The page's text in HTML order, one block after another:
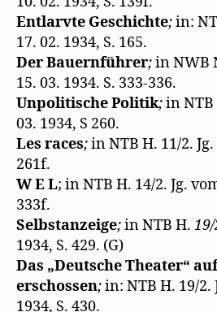
Entlarvte Geschichte;in:
17. 02. 1934, S. 165.
Der Bauernführer;in NWB
15. 03. 1934. S. 333-336.
Unpolitische Politik;in NTB
03. 1934, S 260.
Les races;in NTB H. 11/2.
261f.
W E L; in NTB H. 14/2. Jg.
333f.
Selbstanzeige;in NTB H. 19/
1934, S. 429. (G)
Das „Deutsche Theater“
erschossen;in: NTB H. 19/2.
1934, S. 430.